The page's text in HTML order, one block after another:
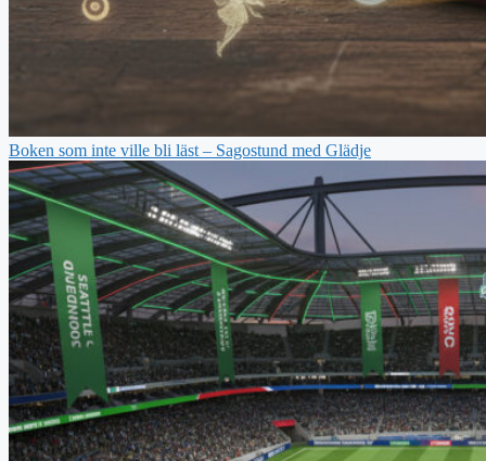
Boken som inte ville bli läst – Sagostund med Glädje